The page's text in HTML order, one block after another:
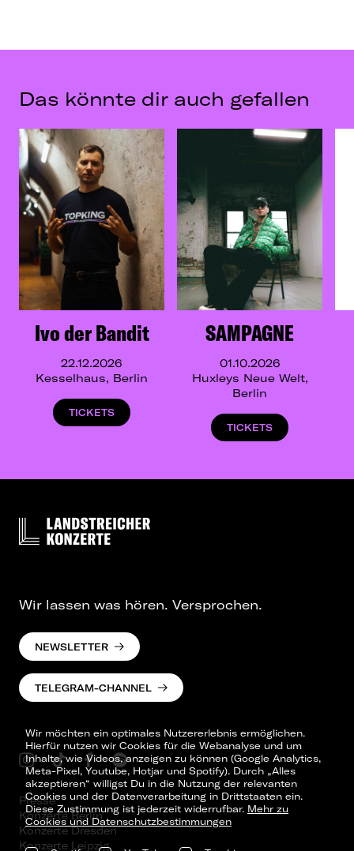
Das könnte dir auch gefallen
Ivo der Bandit
22.12.2026
Kesselhaus, Berlin
TICKETS
SAMPAGNE
01.10.2026
Huxleys Neue Welt,
Berlin
TICKETS
Wir möchten ein optimales Nutzererlebnis ermöglichen.
Hierfür nutzen wir Cookies für die Webanalyse und um
Inhalte, wie Videos, anzeigen zu können (Google Analytics,
Meta-Pixel, Youtube, Hotjar und Spotify). Durch „Alles
akzeptieren“ willigst Du in die Nutzung der relevanten
Cookies und der Datenverarbeitung in Drittstaaten ein.
Diese Zustimmung ist jederzeit widerrufbar. Mehr zu
Cookies und Datenschutzbestimmungen
Wir lassen was hören. Versprochen.
NEWSLETTER
TELEGRAM-CHANNEL
Presse
Konzerte Berlin
Konzerte Dresden
Konzerte Leipzig